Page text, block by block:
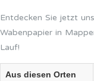
Entdecken Sie jetzt
Wabenpapier in
Lauf!
Aus diesen Orten